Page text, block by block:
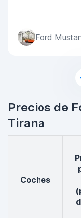
Ford
Precios de
Tirana
coches
Precios